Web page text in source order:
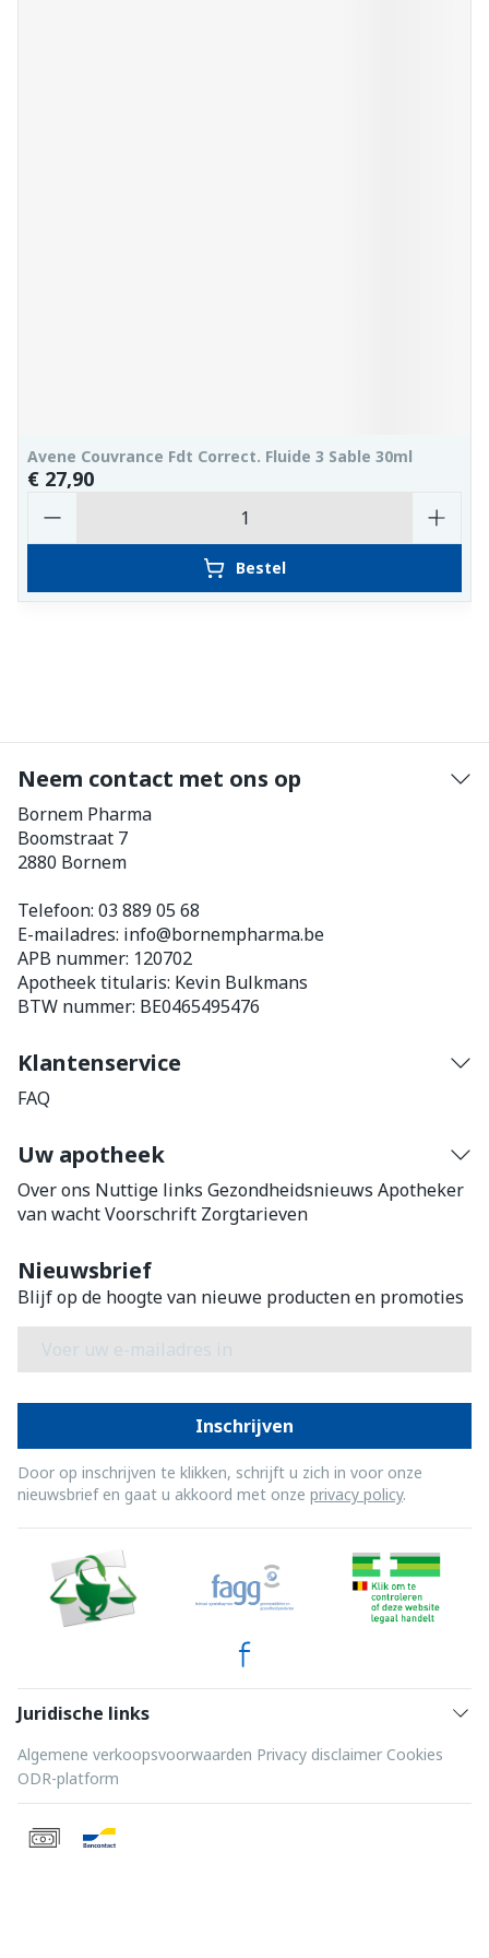
Avene Couvrance Fdt Correct. Fluide 3 Sable 30ml
€ 27,90
Bestel
Neem contact met ons op
Bornem Pharma
Boomstraat 7
2880 Bornem
Telefoon: 03 889 05 68
E-mailadres: info@bornempharma.be
APB nummer: 120702
Apotheek titularis: Kevin Bulkmans
BTW nummer: BE0465495476
Klantenservice
FAQ
Uw apotheek
Over ons Nuttige links Gezondheidsnieuws Apotheker
van wachtVoorschrift Zorgtarieven
Nieuwsbrief
Blijf op de hoogte van nieuwe producten en promoties
Inschrijven
Door op inschrijven te klikken, schrijft u zich in voor onze
nieuwsbrief en gaat u akkoord met onze privacy policy.
Juridische links
Algemene verkoopsvoorwaarden Privacy disclaimer Cookies
ODR-platform